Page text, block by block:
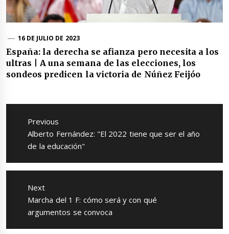
16 DE JULIO DE 2023
España: la derecha se afianza pero necesita a los
ultras | A una semana de las elecciones, los
sondeos predicen la victoria de Núñez Feijóo
Navegación
entradas
Previous
Previous
post:
Alberto Fernández: "El 2022 tiene que ser el año
de la educación"
Next
Next
post:
Marcha del 1 F: cómo será y con qué
argumentos se convoca